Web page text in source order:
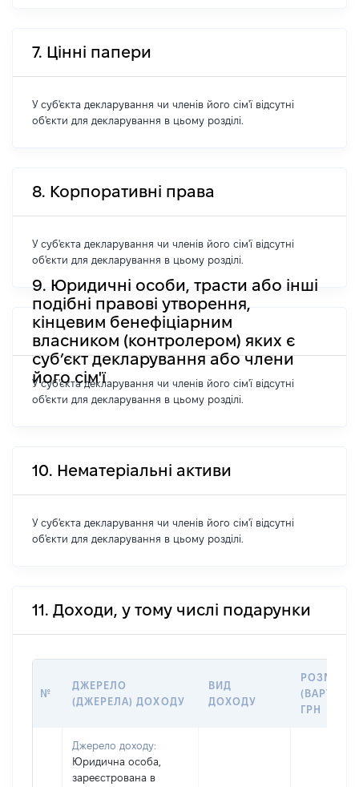
7. Цінні папери
У суб'єкта декларування чи членів його сім'ї відсутні
об'єкти для декларування в цьому розділі.
8. Корпоративні права
У суб'єкта декларування чи членів його сім'ї відсутні
об'єкти для декларування в цьому розділі.
9. Юридичні особи, трасти або інші
подібні правові утворення,
кінцевим бенефіціарним
власником (контролером) яких є
суб’єкт декларування або члени
його сім'ї
У суб'єкта декларування чи членів його сім'ї відсутні
об'єкти для декларування в цьому розділі.
10. Нематеріальні активи
У суб'єкта декларування чи членів його сім'ї відсутні
об'єкти для декларування в цьому розділі.
11. Доходи, у тому числі подарунки
№
ДЖЕРЕЛО
(ДЖЕРЕЛА) ДОХОДУ
ВИД
ДОХОДУ
РОЗМІР
ГРН
Джерело доходу:
Юридична особа,
зареєстрована в